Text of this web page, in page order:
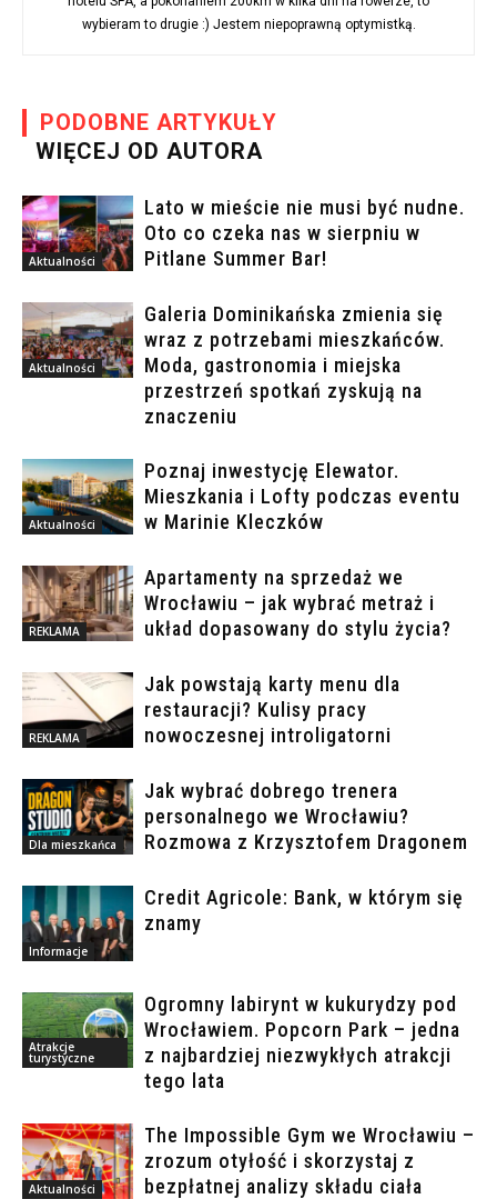
wybieram to drugie :) Jestem niepoprawną optymistką.
PODOBNE ARTYKUŁY
WIĘCEJ OD AUTORA
Aktualności
Lato w mieście nie musi być nudne.
Oto co czeka nas w sierpniu w
Pitlane Summer Bar!
Aktualności
Galeria Dominikańska zmienia się
wraz z potrzebami mieszkańców.
Moda, gastronomia i miejska
przestrzeń spotkań zyskują na
znaczeniu
Aktualności
Poznaj inwestycję Elewator.
Mieszkania i Lofty podczas eventu
w Marinie Kleczków
REKLAMA
Apartamenty na sprzedaż we
Wrocławiu – jak wybrać metraż i
układ dopasowany do stylu życia?
REKLAMA
Jak powstają karty menu dla
restauracji? Kulisy pracy
nowoczesnej introligatorni
Dla mieszkańca
Jak wybrać dobrego trenera
personalnego we Wrocławiu?
Rozmowa z Krzysztofem Dragonem
Informacje
Credit Agricole: Bank, w którym się
znamy
Atrakcje
turystyczne
Ogromny labirynt w kukurydzy pod
Wrocławiem. Popcorn Park – jedna
z najbardziej niezwykłych atrakcji
tego lata
Aktualności
The Impossible Gym we Wrocławiu –
zrozum otyłość i skorzystaj z
bezpłatnej analizy składu ciała